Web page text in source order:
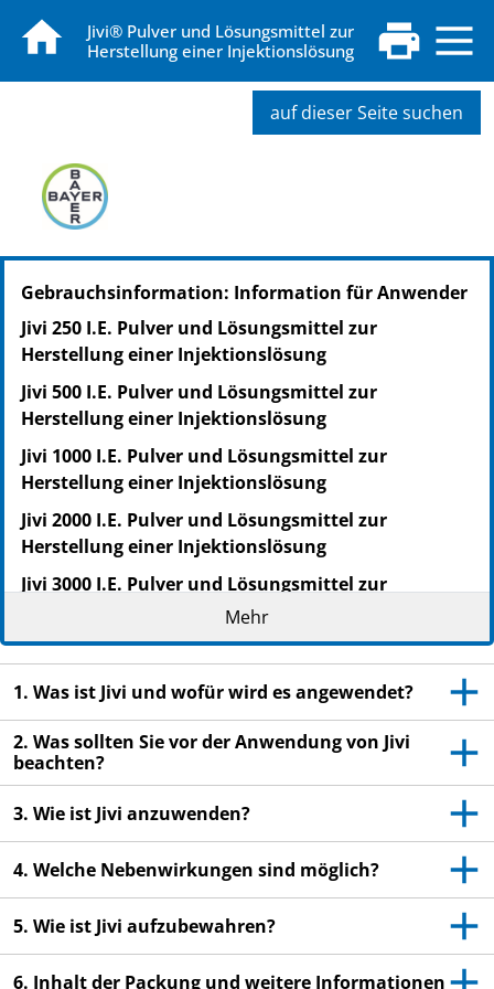
Jivi® Pulver und Lösungsmittel zur
Herstellung einer Injektionslösung
auf dieser Seite suchen
PZN: 19449547
PPN: 111944954765
NTIN: 04150194495475
Gebrauchsinformation: Information für Anwender
Jivi 250 I.E. Pulver und Lösungsmittel zur
Herstellung einer Injektionslösung
Jivi 500 I.E. Pulver und Lösungsmittel zur
Herstellung einer Injektionslösung
Jivi 1000 I.E. Pulver und Lösungsmittel zur
Herstellung einer Injektionslösung
Jivi 2000 I.E. Pulver und Lösungsmittel zur
Herstellung einer Injektionslösung
Jivi 3000 I.E. Pulver und Lösungsmittel zur
Herstellung einer Injektionslösung
Jivi 4000 I.E. Pulver und Lösungsmittel zur
Blutgerinnungsfaktor VIII mit deletierter B‑Domäne
(Damoctocog alfa pegol)
Lesen Sie die gesamte Packungsbeilage sorgfältig
durch, bevor Sie mit der Anwendung dieses
Arzneimittels beginnen, denn sie enthält wichtige
Informationen.
Heben Sie die Packungsbeilage auf. Vielleicht
Wenn Sie weitere Fragen haben, wenden Sie sich
Mehr
1. Was ist Jivi und wofür wird es angewendet?
2. Was sollten Sie vor der Anwendung von Jivi
beachten?
3. Wie ist Jivi anzuwenden?
4. Welche Nebenwirkungen sind möglich?
5. Wie ist Jivi aufzubewahren?
6. Inhalt der Packung und weitere Informationen